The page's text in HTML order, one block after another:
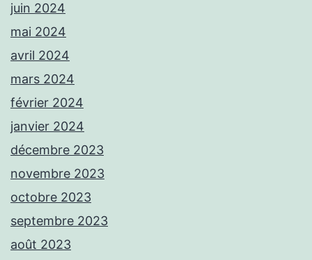
juin 2024
mai 2024
avril 2024
mars 2024
février 2024
janvier 2024
décembre 2023
novembre 2023
octobre 2023
septembre 2023
août 2023